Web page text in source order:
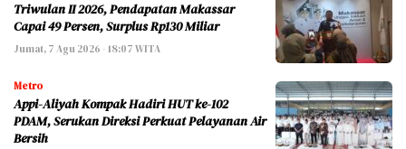
Triwulan II 2026, Pendapatan Makassar
Capai 49 Persen, Surplus Rp130 Miliar
Jumat, 7 Agu 2026 - 18:07 WITA
Metro
Appi-Aliyah Kompak Hadiri HUT ke-102
PDAM, Serukan Direksi Perkuat Pelayanan Air
Bersih